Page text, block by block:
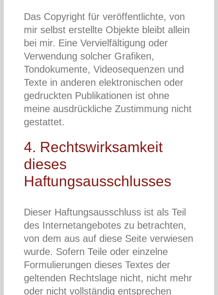
Das Copyright für veröffentlichte, von
mir selbst erstellte Objekte bleibt allein
bei mir. Eine Vervielfältigung oder
Verwendung solcher Grafiken,
Tondokumente, Videosequenzen und
Texte in anderen elektronischen oder
gedruckten Publikationen ist ohne
meine ausdrückliche Zustimmung nicht
gestattet.
4. Rechtswirksamkeit
dieses
Haftungsausschlusses
Dieser Haftungsausschluss ist als Teil
des Internetangebotes zu betrachten,
von dem aus auf diese Seite verwiesen
wurde. Sofern Teile oder einzelne
Formulierungen dieses Textes der
geltenden Rechtslage nicht, nicht mehr
oder nicht vollständig entsprechen